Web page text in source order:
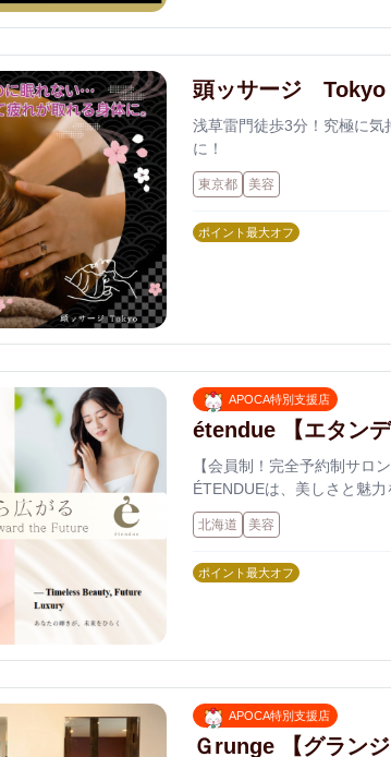
頭ッサージ Tokyo
浅草雷門徒歩3分！究極に気
に！
東京都 美容
ポイント最大オフ
APOCA特別支援店
étendue 【エタンデ
【会員制！完全予約制サロン
ÉTENDUEは、美しさと魅
い提案型サロンです。性別
性を最大限に引き出し、未
北海道 美容
ポイント最大オフ
APOCA特別支援店
Ｇrunge 【グランジ